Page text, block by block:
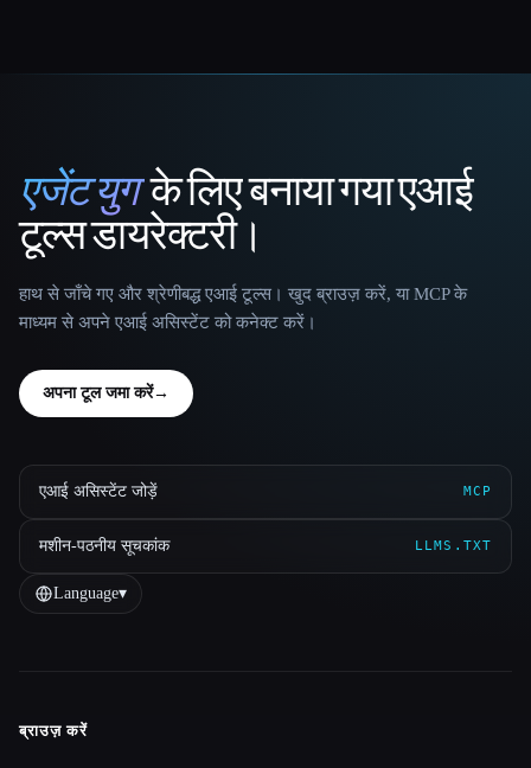
That AI Collection
एजेंट युगके लिए बनाया गया एआई
टूल्स डायरेक्टरी।
हाथ से जाँचे गए और श्रेणीबद्ध एआई टूल्स। खुद ब्राउज़ करें, या MCP के
माध्यम से अपने एआई असिस्टेंट को कनेक्ट करें।
अपना टूल जमा करें→
एआई असिस्टेंट जोड़ें MCP
मशीन-पठनीय सूचकांक LLMS.TXT
Language▾
Site navigation
ब्राउज़ करें